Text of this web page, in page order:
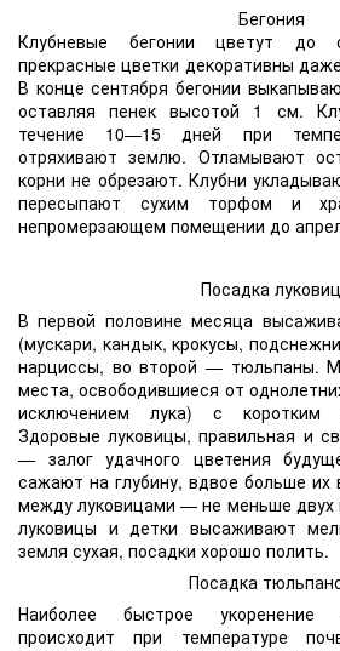
Бегония
Клубневые бегонии цветут до
прекрасные цветки декоративны
В конце сентября бегонии
оставляя пенек высотой 1 см.
течение 10—15 дней при
отряхивают землю. Отламывают
корни не обрезают. Клубни
пересыпают сухим торфом и
непромерзающем помещении до
Посадка луковиц
В первой половине месяца
(мускари, кандык, крокусы,
нарциссы, во второй — тюльпаны.
места, освободившиеся от
исключением лука) с коротким
Здоровые луковицы, правильная и
— залог удачного цветения
сажают на глубину, вдвое больше их
между луковицами — не меньше двух
луковицы и детки высаживают
земля сухая, посадки хорошо полить.
Посадка
Наиболее быстрое укоренение
происходит при температуре